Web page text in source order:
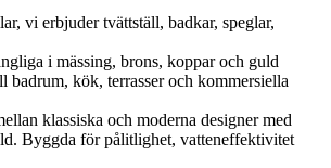
vi erbjuder tvättställ, badkar, speglar,
i mässing, brons, koppar och guld
kök, terrasser och kommersiella
klassiska och moderna designer med
Byggda för pålitlighet, vatteneffektivitet